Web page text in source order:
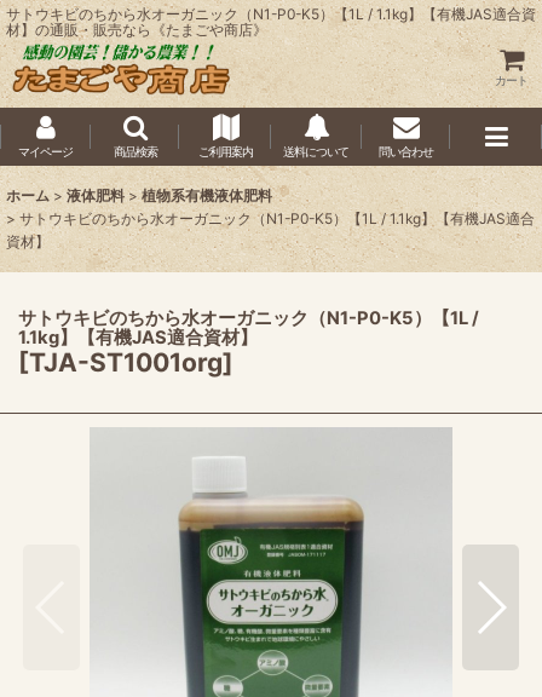
サトウキビのちから水オーガニック（N1-P0-K5）【1L / 1.1kg】【有機JAS適合資
材】の通販・販売なら《たまごや商店》
カート
マイページ 商品検索 ご利用案内 送料について 問い合わせ
ホーム > 液体肥料 > 植物系有機液体肥料
> サトウキビのちから水オーガニック（N1-P0-K5）【1L / 1.1kg】【有機JAS適合
資材】
サトウキビのちから水オーガニック（N1-P0-K5）【1L /
1.1kg】【有機JAS適合資材】
[TJA-ST1001org]